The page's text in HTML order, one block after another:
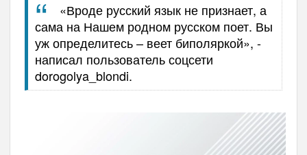
«Вроде русский язык не признает, а
сама на Нашем родном русском поет. Вы
уж определитесь – веет биполяркой», -
написал пользователь соцсети
dorogolya_blondi.